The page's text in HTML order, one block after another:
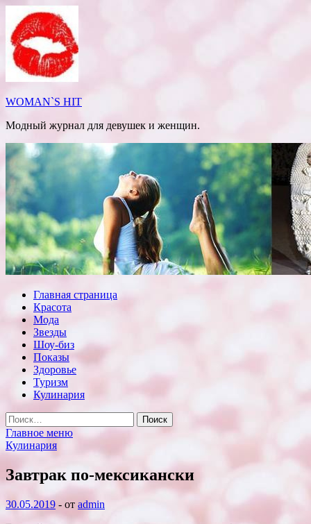
Перейти
содержимому
WOMAN`S HIT
Модный журнал для девушек и женщин.
Главная страница
Красота
Мода
Звезды
Шоу-биз
Показы
Здоровье
Туризм
Кулинария
Найти:
Главное меню
Кулинария
Завтрак по-мексикански
30.05.2019 - от admin